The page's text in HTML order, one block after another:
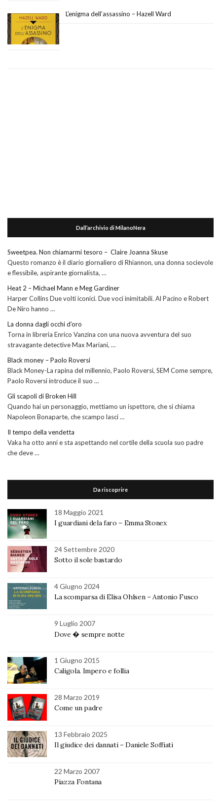
L’enigma dell’assassino – Hazell Ward
Dall’archivio di MilanoNera
Sweetpea. Non chiamarmi tesoro – Claire Joanna Skuse
Questo romanzo è il diario giornaliero di Rhiannon, una donna socievole
e flessibile, aspirante giornalista, …
Heat 2 – Michael Mann e Meg Gardiner
Harper Collins Due volti iconici. Due voci inimitabili. Al Pacino e Robert
De Niro hanno …
La donna dagli occhi d’oro
Torna in libreria Enrico Vanzina con una nuova avventura del suo
stravagante detective Max Mariani, …
Black money – Paolo Roversi
Black Money-La rapina del millennio, Paolo Roversi, SEM Come sempre,
Paolo Roversi introduce il suo …
Gli scapoli di Broken Hill
Quando hai un personaggio, mettiamo un ispettore, che si chiama
Napoleon Bonaparte, che scampo lasci …
Il tempo della vendetta
Vaka ha otto anni e sta aspettando nel cortile della scuola suo padre
che deve …
Da riscoprire
18 Maggio 2021
I guardiani dela faro – Emma Stonex
24 Settembre 2020
Sotto il sole bastardo
4 Giugno 2024
La scomparsa di Elisa Ohlsen – Antonio Fusco
9 Luglio 2007
Dove � sempre notte
1 Giugno 2015
Caligola. Impero e follia
28 Marzo 2019
Come un padre
13 Febbraio 2025
Il giudice dei dannati – Daniele Soffiati
22 Marzo 2007
Piazza Fontana